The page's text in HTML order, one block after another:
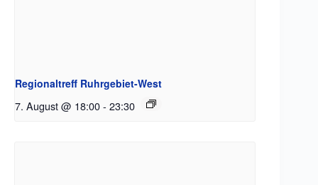
Regionaltreff Ruhrgebiet-West
7. August @ 18:00- 23:30